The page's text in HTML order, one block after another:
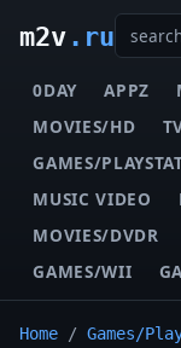
m2v.ru
0DAY APPZ
MOVIES/HD
GAMES/
MUSIC VIDEO
MOVIES/DVDR
GAMES/WII
Home / Games/